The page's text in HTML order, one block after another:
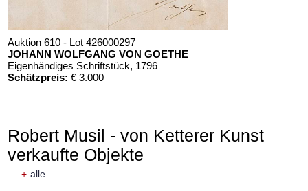
Auktion 610 - Lot 426000297
JOHANN WOLFGANG VON GOETHE
Eigenhändiges Schriftstück, 1796
Schätzpreis: € 3.000
Robert Musil - von Ketterer Kunst
verkaufte Objekte
+ alle